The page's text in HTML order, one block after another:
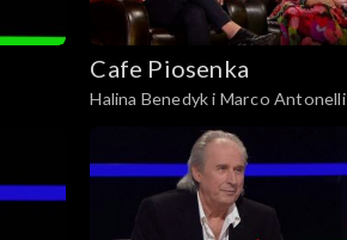
Cafe Piosenka
Halina Benedyk i Marco Antonelli